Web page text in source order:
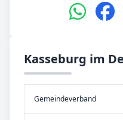
Kasseburg im
Gemeinde­verband